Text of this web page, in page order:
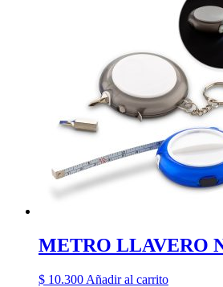
METRO LLAVERO
$ 10.300 Añadir al carrito